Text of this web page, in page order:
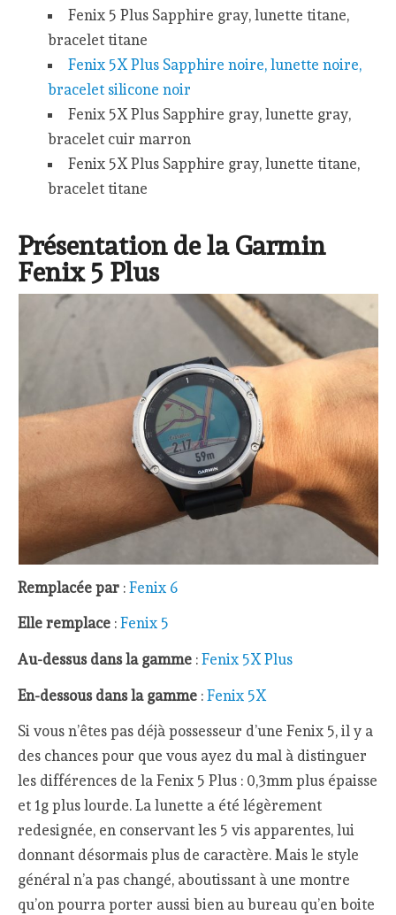
Fenix 5 Plus Sapphire gray, lunette titane,
bracelet titane
Fenix 5X Plus Sapphire noire, lunette noire,
bracelet silicone noir
Fenix 5X Plus Sapphire gray, lunette gray,
bracelet cuir marron
Fenix 5X Plus Sapphire gray, lunette titane,
bracelet titane
Présentation de la Garmin
Fenix 5 Plus
Remplacée par :Fenix 6
Elle remplace :Fenix 5
Au-dessus dans la gamme :Fenix 5X Plus
En-dessous dans la gamme :Fenix 5X
Si vous n’êtes pas déjà possesseur d’une Fenix 5, il y a
des chances pour que vous ayez du mal à distinguer
les différences de la Fenix 5 Plus : 0,3mm plus épaisse
et 1g plus lourde. La lunette a été légèrement
redesignée, en conservant les 5 vis apparentes, lui
donnant désormais plus de caractère. Mais le style
général n’a pas changé, aboutissant à une montre
qu’on pourra porter aussi bien au bureau qu’en boite